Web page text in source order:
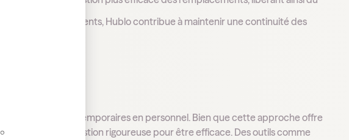
des remplacements, Hublo contribue à maintenir une continuité des
gérer les besoins temporaires en personnel. Bien que cette approche offre
nécessite une gestion rigoureuse pour être efficace. Des outils comme